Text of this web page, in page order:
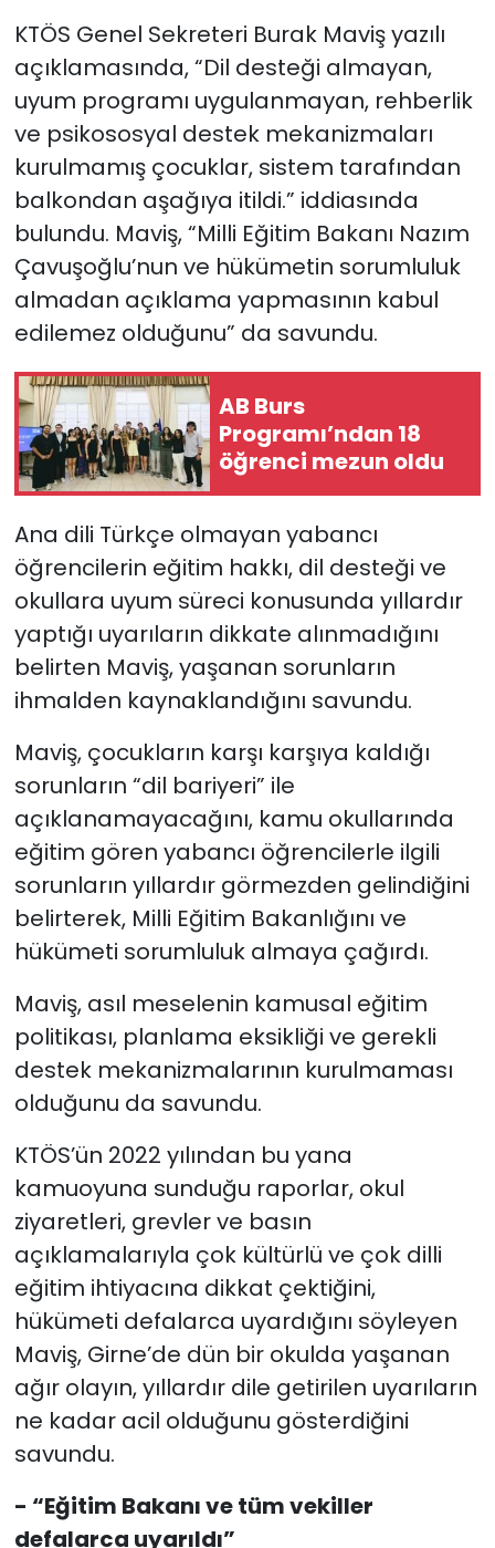
KTÖS Genel Sekreteri Burak Maviş yazılı
açıklamasında, “Dil desteği almayan,
uyum programı uygulanmayan, rehberlik
ve psikososyal destek mekanizmaları
kurulmamış çocuklar, sistem tarafından
balkondan aşağıya itildi.” iddiasında
bulundu. Maviş, “Milli Eğitim Bakanı Nazım
Çavuşoğlu’nun ve hükümetin sorumluluk
almadan açıklama yapmasının kabul
edilemez olduğunu” da savundu.
AB Burs
Programı’ndan 18
öğrenci mezun oldu
Ana dili Türkçe olmayan yabancı
öğrencilerin eğitim hakkı, dil desteği ve
okullara uyum süreci konusunda yıllardır
yaptığı uyarıların dikkate alınmadığını
belirten Maviş, yaşanan sorunların
ihmalden kaynaklandığını savundu.
Maviş, çocukların karşı karşıya kaldığı
sorunların “dil bariyeri” ile
açıklanamayacağını, kamu okullarında
eğitim gören yabancı öğrencilerle ilgili
sorunların yıllardır görmezden gelindiğini
belirterek, Milli Eğitim Bakanlığını ve
hükümeti sorumluluk almaya çağırdı.
Maviş, asıl meselenin kamusal eğitim
politikası, planlama eksikliği ve gerekli
destek mekanizmalarının kurulmaması
olduğunu da savundu.
KTÖS’ün 2022 yılından bu yana
kamuoyuna sunduğu raporlar, okul
ziyaretleri, grevler ve basın
açıklamalarıyla çok kültürlü ve çok dilli
eğitim ihtiyacına dikkat çektiğini,
hükümeti defalarca uyardığını söyleyen
Maviş, Girne’de dün bir okulda yaşanan
ağır olayın, yıllardır dile getirilen uyarıların
ne kadar acil olduğunu gösterdiğini
savundu.
- “Eğitim Bakanı ve tüm vekiller
defalarca uyarıldı”